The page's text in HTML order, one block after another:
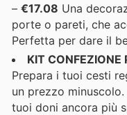
– €17.08 Una
porte o pareti, che
Perfetta per dare il
KIT CONFEZIONE
Prepara i tuoi cesti
un prezzo
tuoi doni ancora più